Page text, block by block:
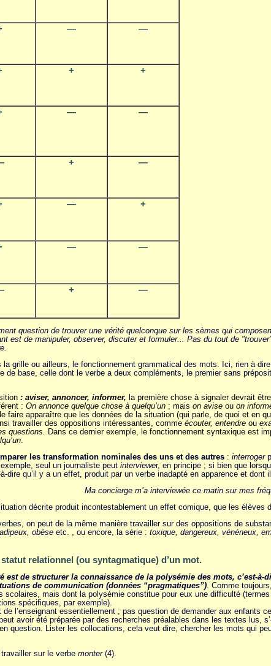
— —
+ +
— —
+ —
— +
— —
+ —
question de trouver une vérité quelconque sur les sèmes qui
est de manipuler, observer, discuter et formuler... Pas du tout de
la grille ou ailleurs, le fonctionnement grammatical des mots. Ici, rien à
de base, celle dont le verbe a deux compléments, le premier sans
: aviser, annoncer, informer, la première chose à signaler devrait
: On annonce quelque chose à quelqu’un; mais on avise ou on
faire apparaître que les données de la situation (qui parle, de quoi et en
travailler des oppositions intéressantes, comme écouter, entendreou
questions. Dans ce dernier exemple, le fonctionnement syntaxique est
.
les transformation nominales des uns et des autres: interroger
seul un journaliste peut interviewer, en principe ; si bien que
dire qu’il y a un effet, produit par un verbe inadapté en apparence et dont
Ma concierge m’a interviewée ce matin sur mes
décrite produit incontestablement un effet comique, que les élèves
on peut de la même manière travailler sur des oppositions de
obèse etc. , ou encore, la série : toxique, dangereux, vénéneux,
statut relationnel (ou syntagmatique) d’un mot.
est de structurer la connaissance de la polysémie des mots, c’est-
de communication (données “pragmatiques”). Comme
scolaires, mais dont la polysémie constitue pour eux une difficulté
spécifiques, par exemple).
l’enseignant essentiellement ; pas question de demander aux enfants
avoir été préparée par des recherches préalables dans les textes lus,
question. Lister les collocations, cela veut dire, chercher les mots qui
sur le verbe monter (4).